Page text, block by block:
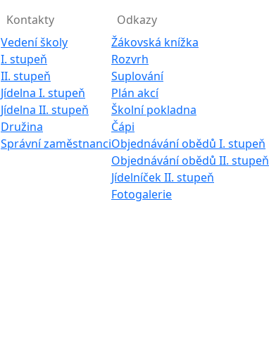
Kontakty
Vedení školy
I. stupeň
II. stupeň
Jídelna I. stupeň
Jídelna II. stupeň
Družina
Správní zaměstnanci
Odkazy
Žákovská knížka
Rozvrh
Suplování
Plán akcí
Školní pokladna
Čápi
Objednávání obědů I. stupeň
Objednávání obědů II. stupeň
Jídelníček II. stupeň
Fotogalerie